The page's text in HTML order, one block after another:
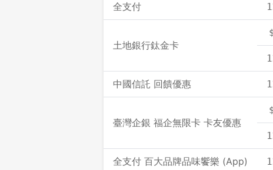
全支付
土地銀行鈦金卡
中國信託 回饋優惠
臺灣企銀 福企無限卡 卡友優惠
全支付 百大品牌品味饗樂 (App)